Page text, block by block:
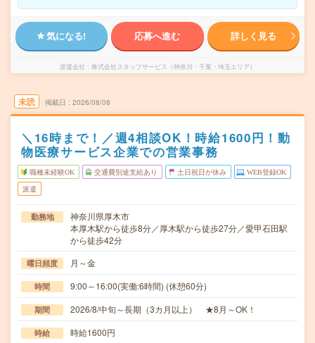
気になる! 応募へ進む 詳しく見る
派遣会社 株式会社スタッフサービス（神奈川・千葉・埼玉エリア）
未読 掲載日 2026/08/08
＼16時まで！／週4相談OK！時給1600円！動
物医療サービス企業での営業事務
職種未経験OK 交通費別途支給あり 土日祝日が休み WEB登録OK
派遣
勤務地
神奈川県厚木市
本厚木駅から徒歩8分／厚木駅から徒歩27分／愛甲石田駅
から徒歩42分
曜日頻度 月～金
時間 9:00～16:00(実働:6時間) (休憩60分)
期間 2026/8/中旬～長期（3カ月以上） ★8月～OK！
時給 時給1600円